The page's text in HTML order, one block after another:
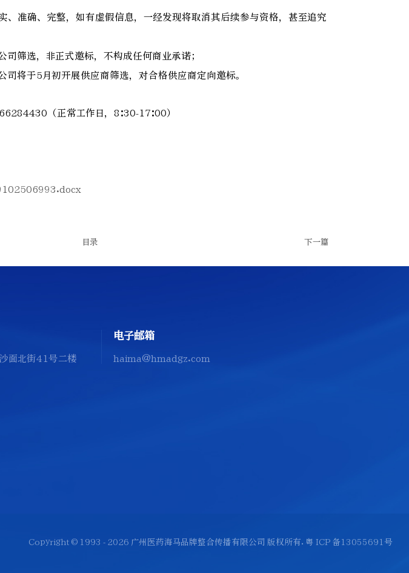
、准确、完整，如有虚假信息，一经发现将取消其后续参与资格，甚至追究
筛选，非正式邀标，不构成任何商业承诺；
司将于5月初开展供应商筛选，对合格供应商定向邀标。
（正常工作日，8:30-17:00）
目录 下一篇
面北街41号二楼
电子邮箱
haima@hmadgz.com
Copyright © 1993 - 2026 广州医药海马品牌整合传播有限公司 版权所有. 粤 ICP 备13055691号